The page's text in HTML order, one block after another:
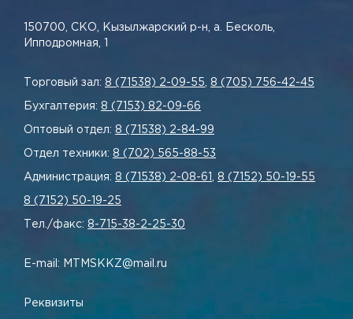
150700, СКО, Кызылжарский р-н, а. Бесколь,
Ипподромная, 1
Торговый зал: 8 (71538) 2-09-55 8 (705) 756-42-45
Бухгалтерия: 8 (7153) 82-09-66
Оптовый отдел: 8 (71538) 2-84-99
Отдел техники: 8 (702) 565-88-53
Администрация: 8 (71538) 2-08-61 8 (7152) 50-19-55
8 (7152) 50-19-25
Тел./факс: 8-715-38-2-25-30
E-mail: MTMSKKZ@mail.ru
Реквизиты